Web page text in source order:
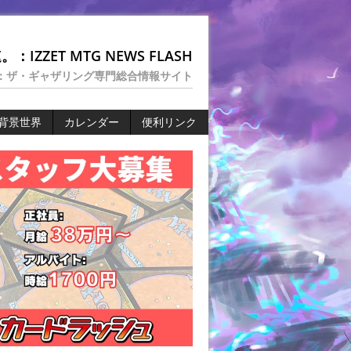
：IZZET MTG NEWS FLASH
ザ・ギャザリング専門総合情報サイト
景世界 カレンダー 便利リンク